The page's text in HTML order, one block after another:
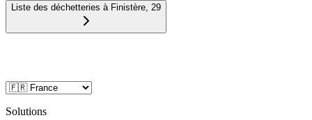
Liste des déchetteries à Finistère 29
Solutions